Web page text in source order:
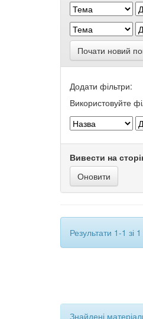
Почати новий
Додати фільтри:
Використовуйте
Вивести на
Результати 1-1 зі
Знайдені